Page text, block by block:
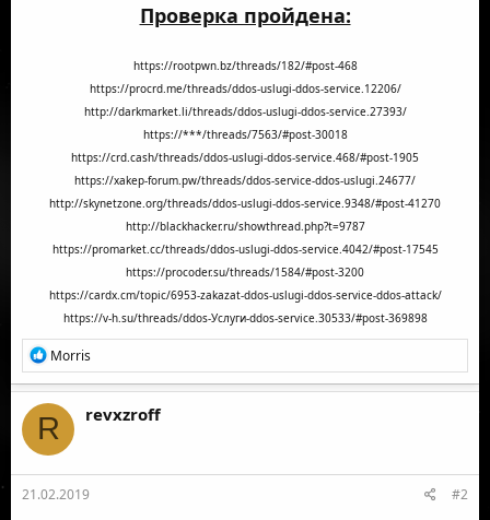
Проверка пройдена:
https://rootpwn.bz/threads/182/#post-468
https://procrd.me/threads/ddos-uslugi-ddos-service.12206/
http://darkmarket.li/threads/ddos-uslugi-ddos-service.27393/
https://***/threads/7563/#post-30018
https://crd.cash/threads/ddos-uslugi-ddos-service.468/#post-1905
https://xakep-forum.pw/threads/ddos-service-ddos-uslugi.24677/
http://skynetzone.org/threads/ddos-uslugi-ddos-service.9348/#post-41270
http://blackhacker.ru/showthread.php?t=9787
https://promarket.cc/threads/ddos-uslugi-ddos-service.4042/#post-17545
https://procoder.su/threads/1584/#post-3200
https://cardx.cm/topic/6953-zakazat-ddos-uslugi-ddos-service-ddos-attack/
https://v-h.su/threads/ddos-Услуги-ddos-service.30533/#post-369898
Р
е
а
к
ц
и
и
:
Morris
R revxzroff
21.02.2019 #2